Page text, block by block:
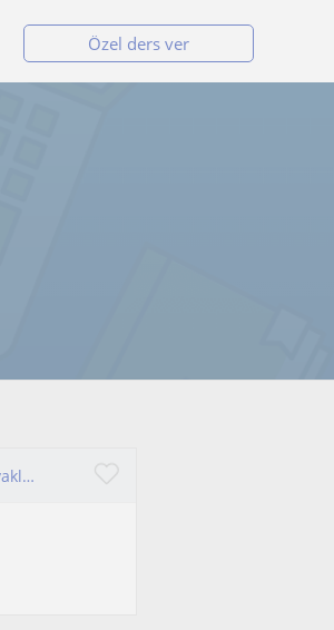
Özel ders ver
Dersin ve konunun ne olduğundan bağımsız olarak bilişsel psikoloji yaklaşımları dikkat,öğrenme ve bellek çalışmaları